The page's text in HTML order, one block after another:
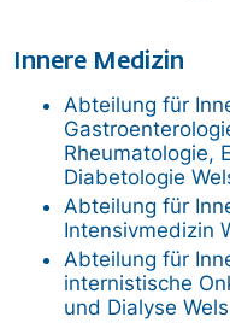
Innere Medizin
Abteilung für
Rheumatologie,
Diabetologie
Abteilung für
Intensivmedizin
Abteilung für
internistische
und Dialyse Wels